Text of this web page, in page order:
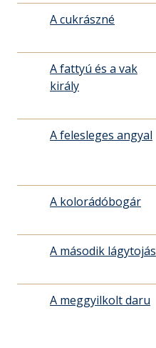
A cukrászné
A fattyú és a vak
király
A felesleges angyal
A kolorádóbogár
A második lágytojás
A meggyilkolt daru